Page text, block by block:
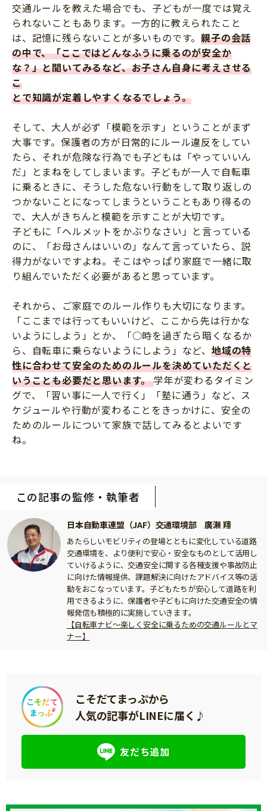
交通ルールを教えた場合でも、子どもが一度では覚え
られないこともあります。一方的に教えられたこと
は、記憶に残らないことが多いものです。親子の会話
の中で、「ここではどんなふうに乗るのが安全か
な？」と聞いてみるなど、お子さん自身に考えさせる
こ
とで知識が定着しやすくなるでしょう。
そして、大人が必ず「模範を示す」ということがまず
大事です。保護者の方が日常的にルール違反をしてい
たら、それが危険な行為でも子どもは「やっていいん
だ」とまねをしてしまいます。子どもが一人で自転車
に乗るときに、そうした危ない行動をして取り返しの
つかないことになってしまうということもあり得るの
で、大人がきちんと模範を示すことが大切です。
子どもに「ヘルメットをかぶりなさい」と言っている
のに、「お母さんはいいの」なんて言っていたら、説
得力がないですよね。そこはやっぱり家庭で一緒に取
り組んでいただく必要があると思っています。
それから、ご家庭でのルール作りも大切になります。
「ここまでは行ってもいいけど、ここから先は行かな
いようにしよう」とか、「○時を過ぎたら暗くなるか
ら、自転車に乗らないようにしよう」など、 地域の特
性に合わせて安全のためのルールを決めていただくと
いうことも必要だと思います。学年が変わるタイミン
グで、「習い事に一人で行く」「塾に通う」など、ス
ケジュールや行動が変わることをきっかけに、安全の
ためのルールについて家族で話してみるとよいです
ね。
この記事の監修・執筆者
日本自動車連盟（JAF）交通環境部 廣瀬 翔
あたらしいモビリティの登場とともに変化している道路
交通環境を、より便利で安心・安全なものとして活用し
ていけるように、交通安全に関する各種支援や事故防止
に向けた情報提供、課題解決に向けたアドバイス等の活
動をおこなっています。子どもたちが安心して道路を利
用できるように、保護者や子どもに向けた交通安全の情
報発信も積極的に実施していきます。
【自転車ナビ～楽しく安全に乗るための交通ルールとマ
ナー】
こそだてまっぷから
人気の記事がLINEに届く♪
友だち追加